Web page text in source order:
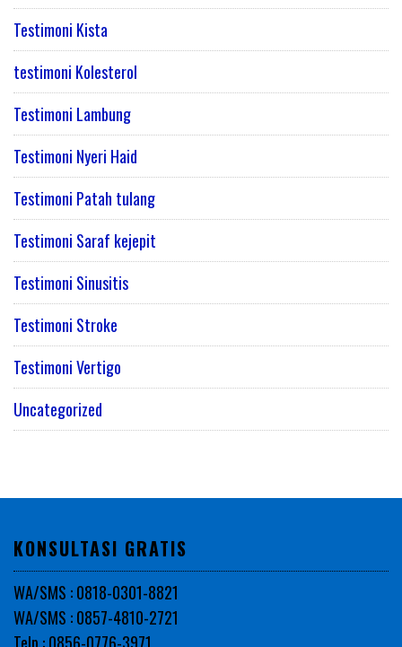
Testimoni Kista
testimoni Kolesterol
Testimoni Lambung
Testimoni Nyeri Haid
Testimoni Patah tulang
Testimoni Saraf kejepit
Testimoni Sinusitis
Testimoni Stroke
Testimoni Vertigo
Uncategorized
KONSULTASI GRATIS
WA/SMS : 0818-0301-8821
WA/SMS : 0857-4810-2721